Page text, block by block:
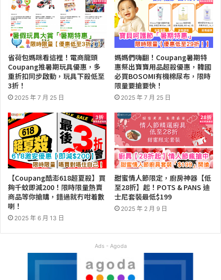
省荷包媽咪看這裡！電商龍頭
Coupang推暑期玩具優惠，多
重折扣同步啟動，玩具下殺低至
3折！
2025 年 7 月 25 日
媽媽們嗨翻！Coupang暑期特
惠祭出寶寶用品超殺優惠，韓國
必買BOSOMI有機棉尿布，限時
限量要搶要快！
2025 年 7 月 25 日
【Coupang酷澎618超夏殺】買
夠千蚊即減200！限時限量熱賣
商品等你搶購，錯過就冇咁着數
喇！
2025 年 6 月 13 日
甜蜜情人節限定，廚房神器【低
至28折】起！POTS & PANS 迪
士尼套裝最低$199
2025 年 2 月 9 日
Ads - Agoda